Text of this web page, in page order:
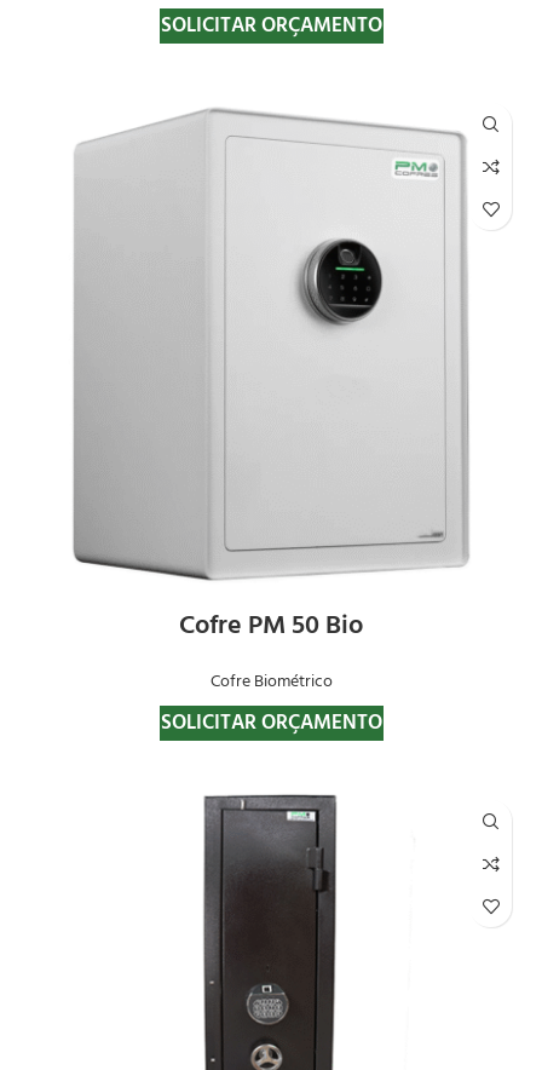
SOLICITAR ORÇAMENTO
Cofre PM 50 Bio
Cofre Biométrico
SOLICITAR ORÇAMENTO